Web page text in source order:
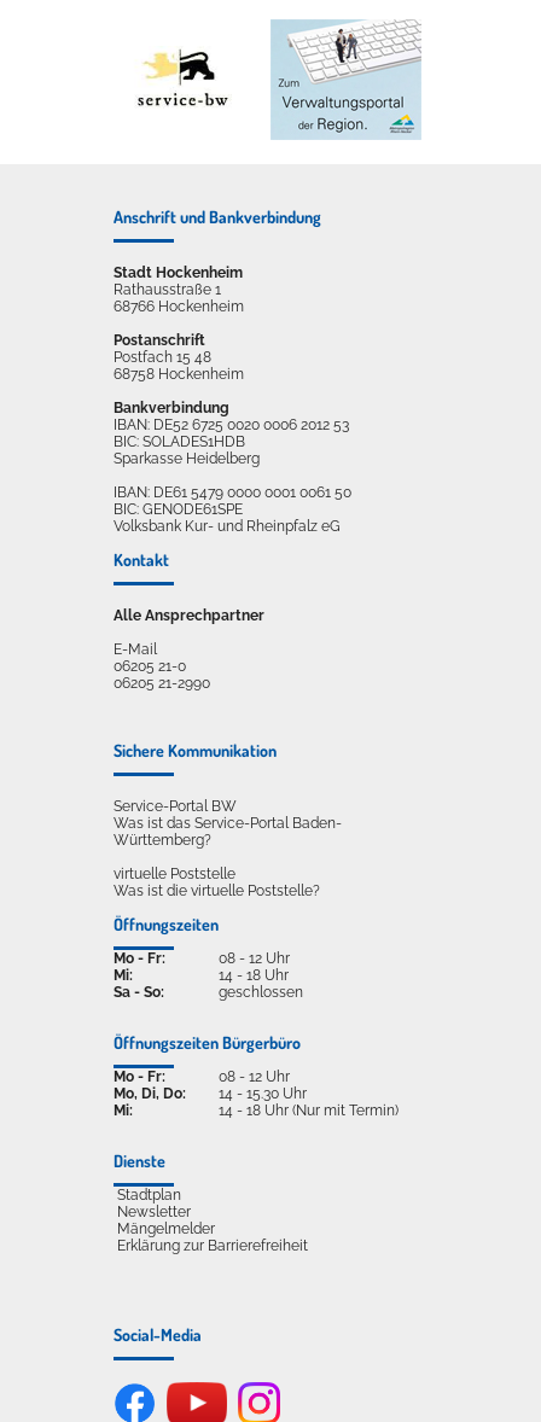
Anschrift und Bankverbindung
Stadt Hockenheim
Rathausstraße 1
68766 Hockenheim
Postanschrift
Postfach 15 48
68758 Hockenheim
Bankverbindung
IBAN: DE52 6725 0020 0006 2012 53
BIC: SOLADES1HDB
Sparkasse Heidelberg
IBAN: DE61 5479 0000 0001 0061 50
BIC: GENODE61SPE
Volksbank Kur- und Rheinpfalz eG
Kontakt
Alle Ansprechpartner
E-Mail
06205 21-0
06205 21-2990
Sichere Kommunikation
Service-Portal BW
Was ist das Service-Portal Baden-
Württemberg?
virtuelle Poststelle
Was ist die virtuelle Poststelle?
Öffnungszeiten
Mo - Fr:
Mi:
Sa - So:
08 - 12 Uhr
14 - 18 Uhr
geschlossen
Öffnungszeiten Bürgerbüro
Mo - Fr:
Mo, Di, Do:
Mi:
08 - 12 Uhr
14 - 15.30 Uhr
14 - 18 Uhr (Nur mit Termin)
Dienste
Stadtplan
Newsletter
Mängelmelder
Erklärung zur Barrierefreiheit
Social-Media